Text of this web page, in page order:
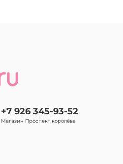
+7 926 345-93-52
Магазин Проспект королёва